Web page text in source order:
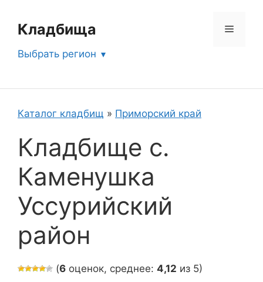
содержимому
Кладбища Меню
Выбрать регион
Каталог кладбищ » Приморский край
Кладбище с.
Каменушка
Уссурийский
район
(6 оценок, среднее: 4,12 из 5)